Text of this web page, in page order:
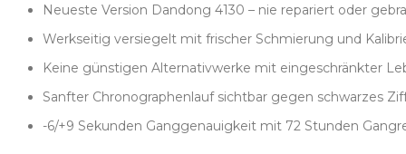
jede Uhr unter Reinraumbedingungen montiert und
Das Gesamtbild: tiefschwarzes Zifferblatt, warme
Wenn Sie eine Daytona wollen, die kompromisslosen
Abkürzungen. Keine recycelten Werke. Nur das volle
Neueste Version Dandong 4130 – nie repariert oder
Werkseitig versiegelt mit frischer Schmierung und
Keine günstigen Alternativwerke mit eingeschränkter
Sanfter Chronographenlauf sichtbar gegen schwarzes
-6/+9 Sekunden Ganggenauigkeit mit 72 Stunden